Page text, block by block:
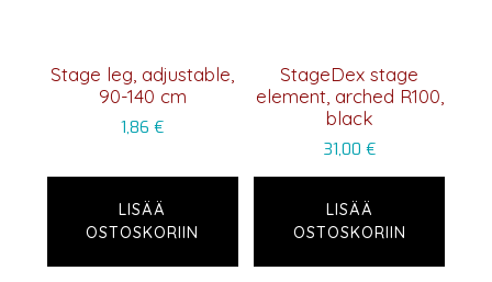
Stage leg, adjustable,
90-140 cm
1,86€
LISÄÄ
OSTOSKORIIN
StageDex stage
element, arched R100,
black
31,00 €
LISÄÄ
OSTOSKORIIN